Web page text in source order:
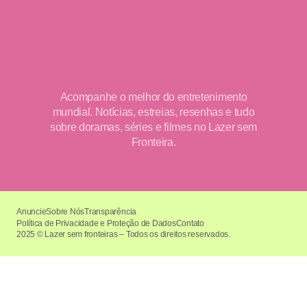
Acompanhe o melhor do entretenimento
mundial. Notícias, estreias, resenhas e tudo
sobre doramas, séries e filmes no Lazer sem
Fronteira.
2025 © Lazer sem fronteiras – Todos os direitos reservados.
AnuncieSobre NósTransparência
Política de Privacidade e Proteção de DadosContato